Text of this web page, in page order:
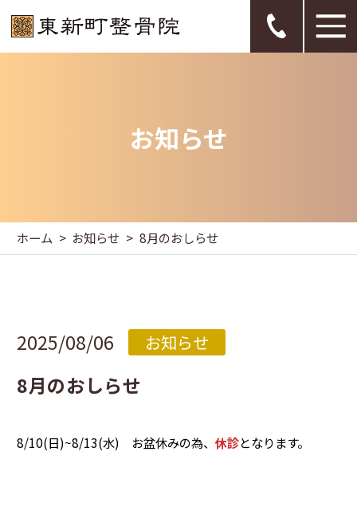
お知らせ
ホーム お知らせ 8月のおしらせ
2025/08/06 お知らせ
8月のおしらせ
8/10(日)~8/13(水) お盆休みの為、 休診となります。